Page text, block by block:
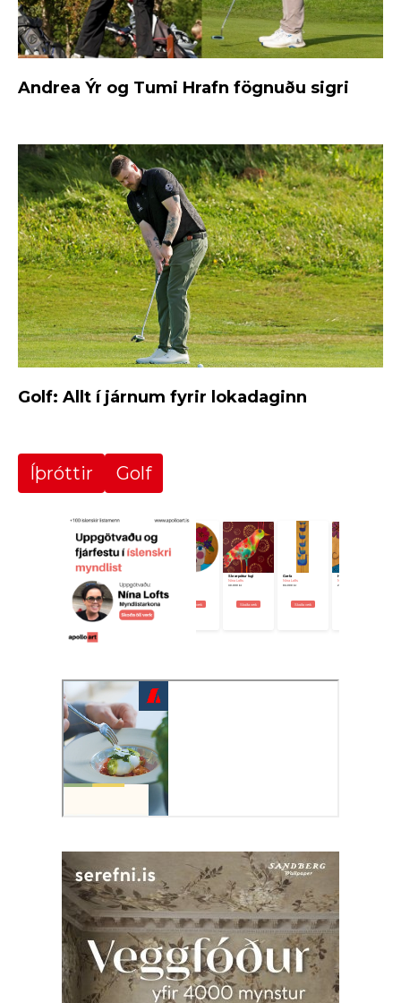
Andrea Ýr og Tumi Hrafn fögnuðu sigri
Golf: Allt í járnum fyrir lokadaginn
Íþróttir Golf